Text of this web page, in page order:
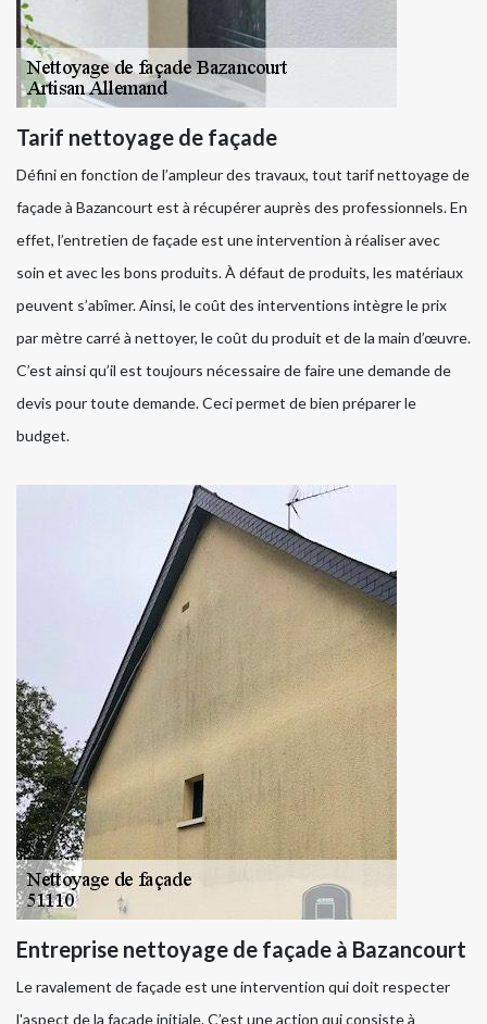
Tarif nettoyage de façade
Défini en fonction de l’ampleur des travaux, tout tarif nettoyage de
façade à Bazancourt est à récupérer auprès des professionnels. En
effet, l’entretien de façade est une intervention à réaliser avec
soin et avec les bons produits. À défaut de produits, les matériaux
peuvent s’abîmer. Ainsi, le coût des interventions intègre le prix
par mètre carré à nettoyer, le coût du produit et de la main d’œuvre.
C’est ainsi qu’il est toujours nécessaire de faire une demande de
devis pour toute demande. Ceci permet de bien préparer le
budget.
Entreprise nettoyage de façade à Bazancourt
Le ravalement de façade est une intervention qui doit respecter
l'aspect de la façade initiale. C’est une action qui consiste à